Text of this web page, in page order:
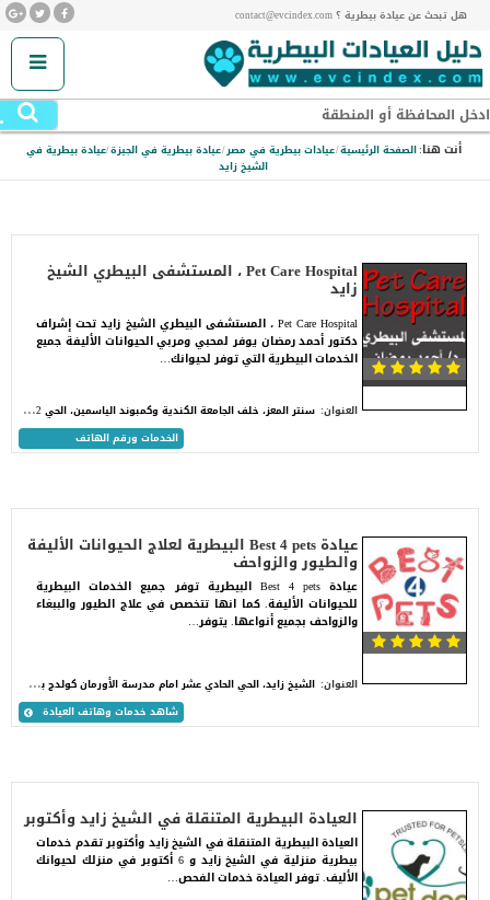
هل تبحث عن عيادة بيطرية ؟ contact@evcindex.com
ادخل المحافظة أو المنطقة
أنت هنا:الصفحة الرئيسية/عيادات بيطرية في مصر/عيادة بيطرية في الجيزة/عيادة بيطرية في
الشيخ زايد
الخدمات ورقم الهاتف
Pet Care Hospital ، المستشفى البيطري الشيخ
زايد
Pet Care Hospital ، المستشفى البيطري الشيخ زايد تحت إشراف
دكتور أحمد رمضان يوفر لمحبي ومربي الحيوانات الأليفة جميع
الخدمات البيطرية التي توفر لحيوانك…
العنوان: سنتر المعز، خلف الجامعة الكندية وكمبوند الياسمين، الحي 12 ، الشيخ زايد، الجيزة
شاهد خدمات وهاتف العيادة
عيادة Best 4 pets البيطرية لعلاج الحيوانات الأليفة
والطيور والزواحف
عيادة Best 4 pets البيطرية توفر جميع الخدمات البيطرية
للحيوانات الأليفة. كما انها تتخصص في علاج الطيور والببغاء
والزواحف بجميع أنواعها. يتوفر…
العنوان: الشيخ زايد، الحي الحادي عشر امام مدرسة الأورمان كولدج بوابة 5.
العيادة البيطرية المتنقلة في الشيخ زايد وأكتوبر
العيادة البيطرية المتنقلة في الشيخ زايد وأكتوبر تقدم خدمات
بيطرية منزلية في الشيخ زايد و 6 أكتوبر في منزلك لحيوانك
الأليف. توفر العيادة خدمات الفحص…